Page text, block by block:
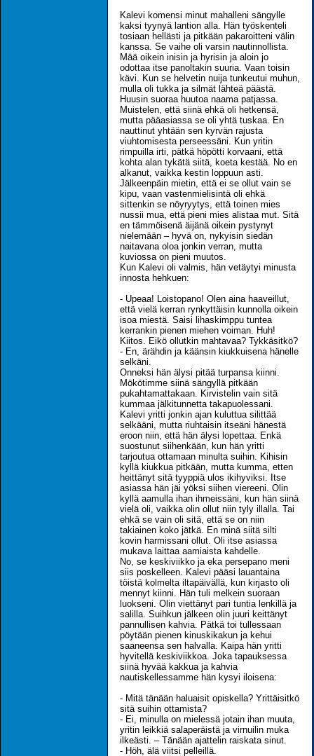
Kalevi komensi minut mahalleni sängylle
kaksi tyynyä lantion alla. Hän työskenteli
tosiaan hellästi ja pitkään pakaroitteni välin
kanssa. Se vaihe oli varsin nautinnollista.
Mää oikein inisin ja hyrisin ja aloin jo
odottaa itse panoltakin suuria. Vaan toisin
kävi. Kun se helvetin nuija tunkeutui muhun,
mulla oli tukka ja silmät lähteä päästä.
Huusin suoraa huutoa naama patjassa.
Muistelen, että siinä ehkä oli hetkensä,
mutta pääasiassa se oli yhtä tuskaa. En
nauttinut yhtään sen kyrvän rajusta
viuhtomisesta perseessäni. Kun yritin
rimpuilla irti, pätkä höpötti korvaani, että
kohta alan tykätä siitä, koeta kestää. No en
alkanut, vaikka kestin loppuun asti.
Jälkeenpäin mietin, että ei se ollut vain se
kipu, vaan vastenmielisintä oli ehkä
sittenkin se nöyryytys, että toinen mies
nussii mua, että pieni mies alistaa mut. Sitä
en tämmöisenä äijänä oikein pystynyt
nielemään – hyvä on, nykyisin siedän
naitavana oloa jonkin verran, mutta
kuviossa on pieni muutos.
Kun Kalevi oli valmis, hän vetäytyi minusta
innosta hehkuen:
- Upeaa! Loistopano! Olen aina haaveillut,
että vielä kerran rynkyttäisin kunnolla oikein
isoa miestä. Saisi lihaskimppu tuntea
kerrankin pienen miehen voiman. Huh!
Kiitos. Eikö ollutkin mahtavaa? Tykkäsitkö?
- En, ärähdin ja käänsin kiukkuisena hänelle
selkäni.
Onneksi hän älysi pitää turpansa kiinni.
Mökötimme siinä sängyllä pitkään
pukahtamattakaan. Kirvistelin vain sitä
kummaa jälkitunnetta takapuolessani.
Kalevi yritti jonkin ajan kuluttua silittää
selkääni, mutta riuhtaisin itseäni hänestä
eroon niin, että hän älysi lopettaa. Enkä
suostunut siihenkään, kun hän yritti
tarjoutua ottamaan minulta suihin. Kihisin
kyllä kiukkua pitkään, mutta kumma, etten
heittänyt sitä tyyppiä ulos ikihyviksi. Itse
asiassa hän jäi yöksi siihen viereeni. Olin
kyllä aamulla ihan ihmeissäni, kun hän siinä
vielä oli, vaikka olin ollut niin tyly illalla. Tai
ehkä se vain oli sitä, että se on niin
takiainen koko jätkä. En minä siitä silti
kovin harmissani ollut. Oli itse asiassa
mukava laittaa aamiaista kahdelle.
No, se keskiviikko ja eka persepano meni
siis poskelleen. Kalevi pääsi lauantaina
töistä kolmelta iltapäivällä, kun kirjasto oli
mennyt kiinni. Hän tuli melkein suoraan
luokseni. Olin viettänyt pari tuntia lenkillä ja
salilla. Suihkun jälkeen olin juuri keittänyt
pannullisen kahvia. Pätkä toi tullessaan
pöytään pienen kinuskikakun ja kehui
saaneensa sen halvalla. Kaipa hän yritti
hyvitellä keskiviikkoa. Joka tapauksessa
siinä hyvää kakkua ja kahvia
nautiskellessamme hän kysyi iloisena:
- Mitä tänään haluaisit opiskella? Yrittäisitkö
sitä suihin ottamista?
- Ei, minulla on mielessä jotain ihan muuta,
yritin leikkiä salaperäistä ja virnuilin muka
ilkeästi. – Tänään ajattelin raiskata sinut.
- Höh, älä viitsi pelleillä.